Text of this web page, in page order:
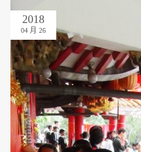
2018
04 月 26